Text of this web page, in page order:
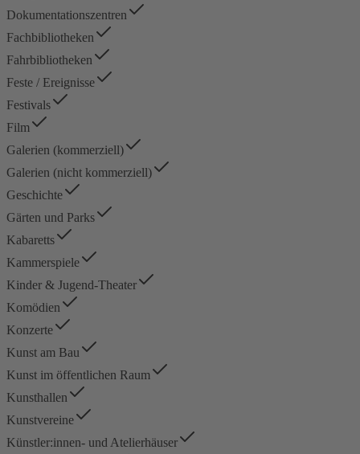
Dokumentationszentren
Fachbibliotheken
Fahrbibliotheken
Feste / Ereignisse
Festivals
Film
Galerien (kommerziell)
Galerien (nicht kommerziell)
Geschichte
Gärten und Parks
Kabaretts
Kammerspiele
Kinder & Jugend-Theater
Komödien
Konzerte
Kunst am Bau
Kunst im öffentlichen Raum
Kunsthallen
Kunstvereine
Künstler:innen- und Atelierhäuser